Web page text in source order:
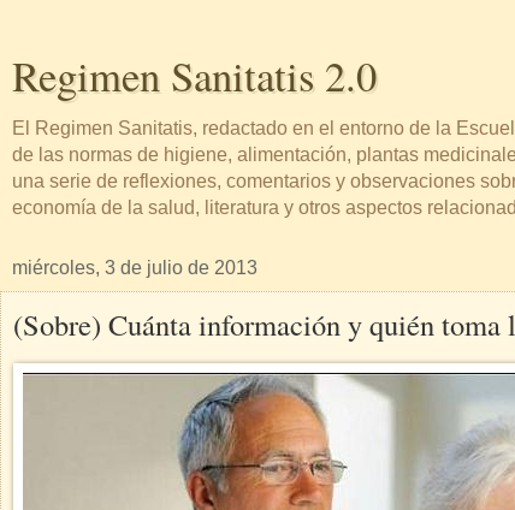
Regimen Sanitatis 2.0
El Regimen Sanitatis, redactado en el entorno de la
de las normas de higiene, alimentación, plantas
una serie de reflexiones, comentarios y observaciones
economía de la salud, literatura y otros aspectos
miércoles, 3 de julio de 2013
(Sobre) Cuánta información y quién